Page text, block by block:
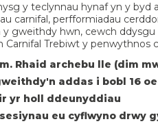
y teclynnau hynaf yn y
carnifal, perfformiadau
y gweithdy hwn, cewch
Carnifal Trebiwt y penwythnos
Rhaid archebu lle (dim
addas i bobl 16
yr holl ddeunyddiau
eu cyflwyno drwy